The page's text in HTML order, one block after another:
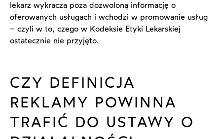
lekarz wykracza poza dozwoloną informację o
oferowanych usługach i wchodzi w promowanie usług
– czyli w to, czego w Kodeksie Etyki Lekarskiej
ostatecznie nie przyjęto.
CZY DEFINICJA
REKLAMY POWINNA
TRAFIĆ DO USTAWY O